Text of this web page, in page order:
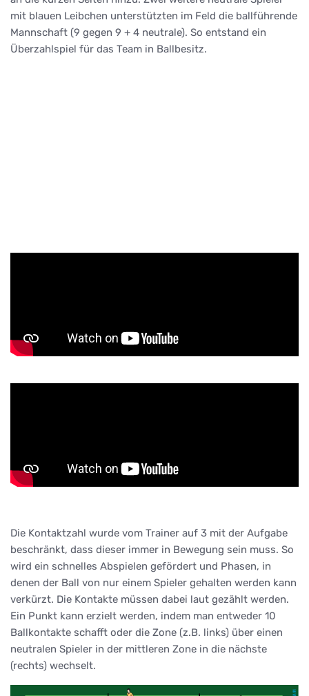
mit blauen Leibchen unterstützten im Feld die ballführende
Mannschaft (9 gegen 9 + 4 neutrale). So entstand ein
Überzahlspiel für das Team in Ballbesitz.
Die Kontaktzahl wurde vom Trainer auf 3 mit der Aufgabe
beschränkt, dass dieser immer in Bewegung sein muss. So
wird ein schnelles Abspielen gefördert und Phasen, in
denen der Ball von nur einem Spieler gehalten werden kann
verkürzt. Die Kontakte müssen dabei laut gezählt werden.
Ein Punkt kann erzielt werden, indem man entweder 10
Ballkontakte schafft oder die Zone (z.B. links) über einen
neutralen Spieler in der mittleren Zone in die nächste
(rechts) wechselt.